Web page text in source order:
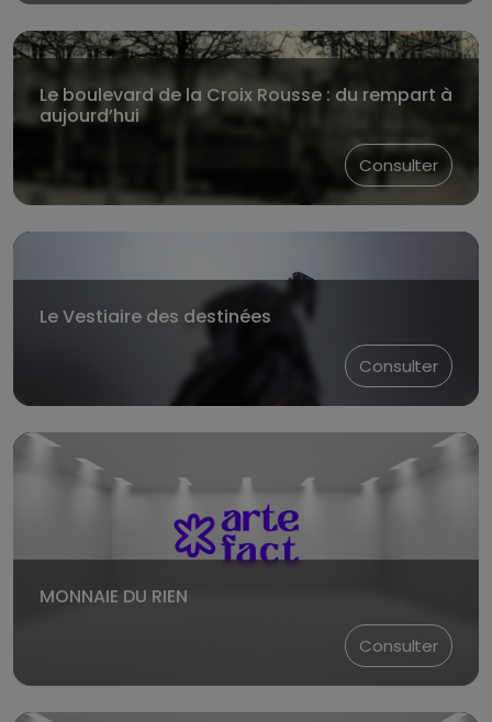
Le boulevard de la Croix Rousse : du rempart à
aujourd’hui
Consulter
Le Vestiaire des destinées
Consulter
MONNAIE DU RIEN
Consulter